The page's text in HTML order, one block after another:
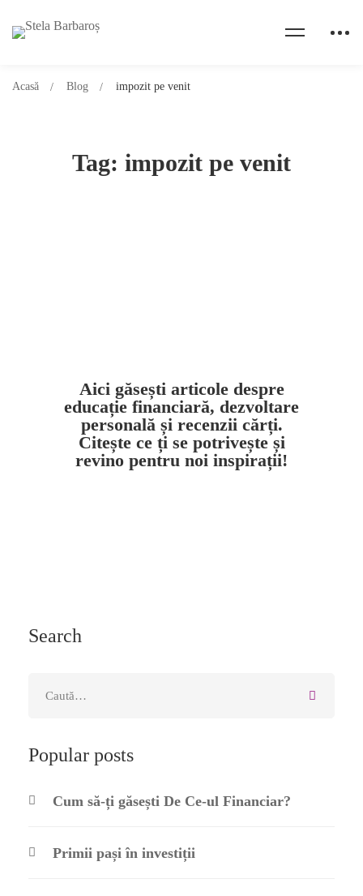
Tag: impozit pe venit
Acasă Blog impozit pe venit
Aici găsești articole despre
educație financiară, dezvoltare
personală și recenzii cărți.
Citește ce ți se potrivește și
revino pentru noi inspirații!
Search
Popular posts
Cum să-ți găsești De Ce-ul Financiar?
Primii pași în investiții